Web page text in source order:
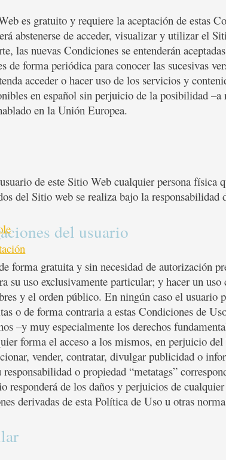
es gratuito y requiere la aceptación de estas
abstenerse de acceder, visualizar y utilizar el
las nuevas Condiciones se entenderán
de forma periódica para conocer las sucesivas
acceder o hacer uso de los servicios y
en español sin perjuicio de la posibilidad
en la Unión Europea.
de este Sitio Web cualquier persona
del Sitio web se realiza bajo la responsabilidad
del usuario
forma gratuita y sin necesidad de
su uso exclusivamente particular; y hacer un
y el orden público. En ningún caso el
o de forma contraria a estas Condiciones de
–y muy especialmente los derechos
forma el acceso a los mismos, en perjuicio
vender, contratar, divulgar publicidad o
o propiedad “metatags”
responderá de los daños y perjuicios de
derivadas de esta Política de Uso u otras